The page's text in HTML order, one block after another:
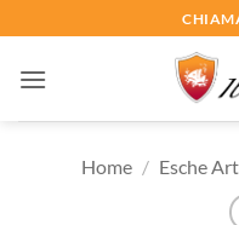
ai
contenuti
Home / Esche